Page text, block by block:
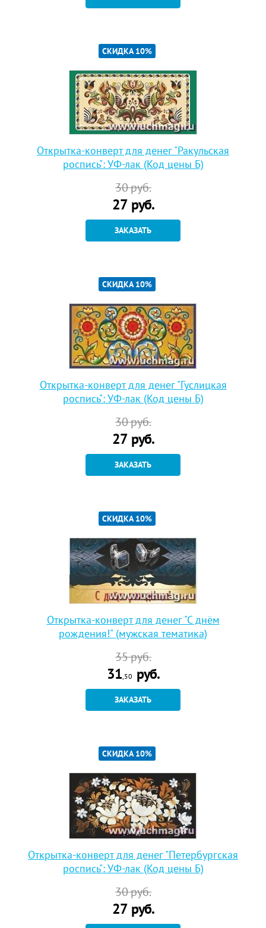
СКИДКА 10%
Открытка-конверт для денег "Ракульская
роспись": УФ-лак (Код цены Б)
30руб.
27руб.
ЗАКАЗАТЬ
СКИДКА 10%
Открытка-конверт для денег "Гуслицкая
роспись": УФ-лак (Код цены Б)
30руб.
27руб.
ЗАКАЗАТЬ
СКИДКА 10%
Открытка-конверт для денег "С днём
рождения!" (мужская тематика)
35руб.
31,50 руб.
ЗАКАЗАТЬ
СКИДКА 10%
Открытка-конверт для денег "Петербургская
роспись": УФ-лак (Код цены Б)
30руб.
27руб.